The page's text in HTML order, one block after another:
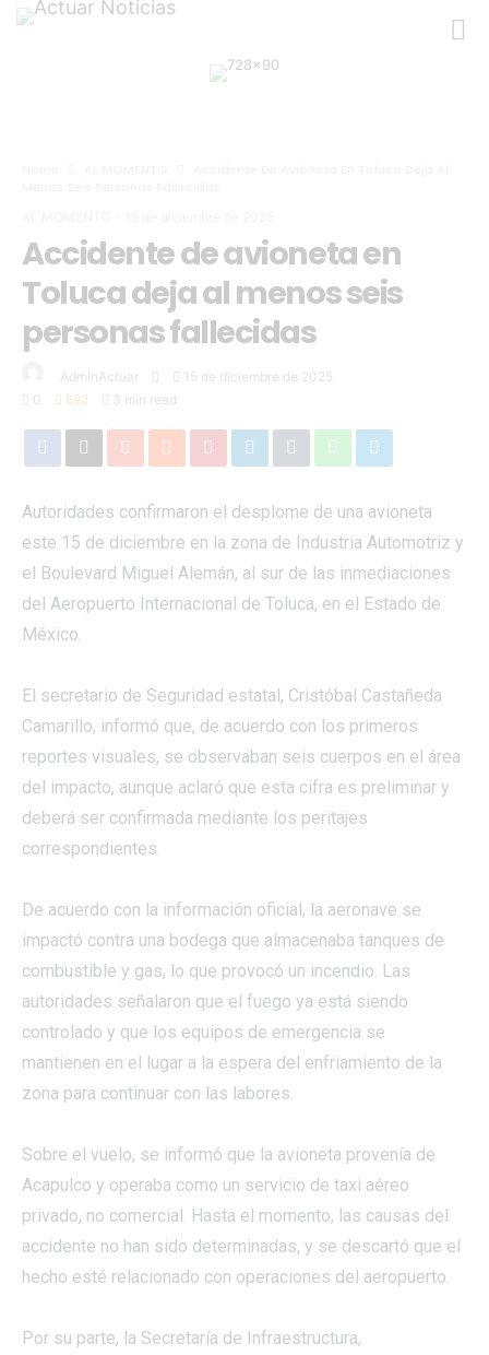
Accidente de avioneta en
Toluca deja al menos seis
personas fallecidas
AdminActuar
15 de diciembre de 2025
0
692 3 min read
Autoridades confirmaron el desplome de una avioneta
este 15 de diciembre en la zona de Industria Automotriz y
el Boulevard Miguel Alemán, al sur de las inmediaciones
del Aeropuerto Internacional de Toluca, en el Estado de
México.
El secretario de Seguridad estatal, Cristóbal Castañeda
Camarillo, informó que, de acuerdo con los primeros
reportes visuales, se observaban seis cuerpos en el área
del impacto, aunque aclaró que esta cifra es preliminar y
deberá ser confirmada mediante los peritajes
correspondientes.
De acuerdo con la información oficial, la aeronave se
impactó contra una bodega que almacenaba tanques de
combustible y gas, lo que provocó un incendio. Las
autoridades señalaron que el fuego ya está siendo
controlado y que los equipos de emergencia se
mantienen en el lugar a la espera del enfriamiento de la
zona para continuar con las labores.
Sobre el vuelo, se informó que la avioneta provenía de
Acapulco y operaba como un servicio de taxi aéreo
privado, no comercial. Hasta el momento, las causas del
accidente no han sido determinadas, y se descartó que el
hecho esté relacionado con operaciones del aeropuerto.
Por su parte, la Secretaría de Infraestructura,